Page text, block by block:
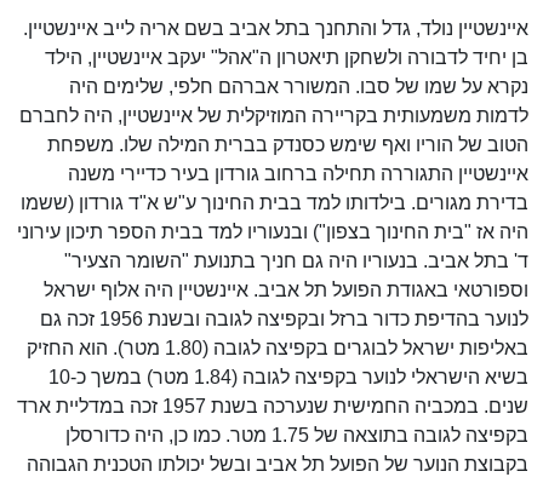
איינשטיין נולד, גדל והתחנך בתל אביב בשם אריה לייב איינשטיין.
בן יחיד לדבורה ולשחקן תיאטרון ה"אהל" יעקב איינשטיין, הילד
נקרא על שמו של סבו. המשורר אברהם חלפי, שלימים היה
לדמות משמעותית בקריירה המוזיקלית של איינשטיין, היה לחברם
הטוב של הוריו ואף שימש כסנדק בברית המילה שלו. משפחת
איינשטיין התגוררה תחילה ברחוב גורדון בעיר כדיירי משנה
בדירת מגורים. בילדותו למד בבית החינוך ע"ש א"ד גורדון (ששמו
היה אז "בית החינוך בצפון") ובנעוריו למד בבית הספר תיכון עירוני
ד' בתל אביב. בנעוריו היה גם חניך בתנועת "השומר הצעיר"
וספורטאי באגודת הפועל תל אביב. איינשטיין היה אלוף ישראל
לנוער בהדיפת כדור ברזל ובקפיצה לגובה ובשנת 1956 זכה גם
באליפות ישראל לבוגרים בקפיצה לגובה (1.80 מטר). הוא החזיק
בשיא הישראלי לנוער בקפיצה לגובה (1.84 מטר) במשך כ-10
שנים. במכביה החמישית שנערכה בשנת 1957 זכה במדליית ארד
בקפיצה לגובה בתוצאה של 1.75 מטר. כמו כן, היה כדורסלן
בקבוצת הנוער של הפועל תל אביב ובשל יכולתו הטכנית הגבוהה